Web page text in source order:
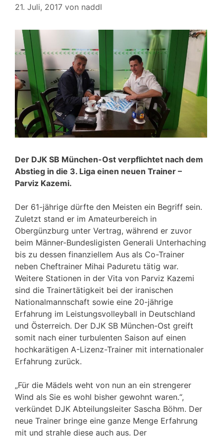
21. Juli, 2017 von naddl
Der DJK SB München-Ost verpflichtet nach dem
Abstieg in die 3. Liga einen neuen Trainer –
Parviz Kazemi.
Der 61-jährige dürfte den Meisten ein Begriff sein.
Zuletzt stand er im Amateurbereich in
Obergünzburg unter Vertrag, während er zuvor
beim Männer-Bundesligisten Generali Unterhaching
bis zu dessen finanziellem Aus als Co-Trainer
neben Cheftrainer Mihai Paduretu tätig war.
Weitere Stationen in der Vita von Parviz Kazemi
sind die Trainertätigkeit bei der iranischen
Nationalmannschaft sowie eine 20-jährige
Erfahrung im Leistungsvolleyball in Deutschland
und Österreich. Der DJK SB München-Ost greift
somit nach einer turbulenten Saison auf einen
hochkarätigen A-Lizenz-Trainer mit internationaler
Erfahrung zurück.
„Für die Mädels weht von nun an ein strengerer
Wind als Sie es wohl bisher gewohnt waren.“,
verkündet DJK Abteilungsleiter Sascha Böhm. Der
neue Trainer bringe eine ganze Menge Erfahrung
mit und strahle diese auch aus. Der